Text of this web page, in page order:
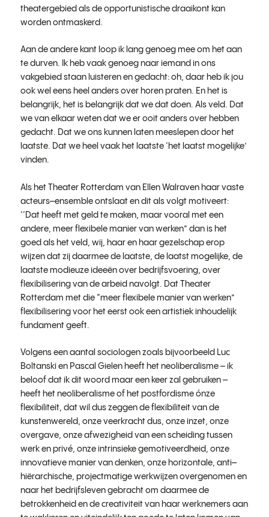
theatergebied als de opportunistische draaikont kan
worden ontmaskerd.
Aan de andere kant loop ik lang genoeg mee om het aan
te durven. Ik heb vaak genoeg naar iemand in ons
vakgebied staan luisteren en gedacht: oh, daar heb ik jou
ook wel eens heel anders over horen praten. En het is
belangrijk, het is belangrijk dat we dat doen. Als veld. Dat
we van elkaar weten dat we er ooit anders over hebben
gedacht. Dat we ons kunnen laten meeslepen door het
laatste. Dat we heel vaak het laatste ‘het laatst mogelijke’
vinden.
Als het Theater Rotterdam van Ellen Walraven haar vaste
acteurs–ensemble ontslaat en dit als volgt motiveert:
‘‘Dat heeft met geld te maken, maar vooral met een
andere, meer flexibele manier van werken” dan is het
goed als het veld, wij, haar en haar gezelschap erop
wijzen dat zij daarmee de laatste, de laatst mogelijke, de
laatste modieuze ideeën over bedrijfsvoering, over
flexibilisering van de arbeid navolgt. Dat Theater
Rotterdam met die “meer flexibele manier van werken”
flexibilisering voor het eerst ook een artistiek inhoudelijk
fundament geeft.
Volgens een aantal sociologen zoals bijvoorbeeld Luc
Boltanski en Pascal Gielen heeft het neoliberalisme – ik
beloof dat ik dit woord maar een keer zal gebruiken –
heeft het neoliberalisme of het postfordisme ónze
flexibiliteit, dat wil dus zeggen de flexibiliteit van de
kunstenwereld, onze veerkracht dus, onze inzet, onze
overgave, onze afwezigheid van een scheiding tussen
werk en privé, onze intrinsieke gemotiveerdheid, onze
innovatieve manier van denken, onze horizontale, anti–
hiërarchische, projectmatige werkwijzen overgenomen en
naar het bedrijfsleven gebracht om daarmee de
betrokkenheid en de creativiteit van haar werknemers aan